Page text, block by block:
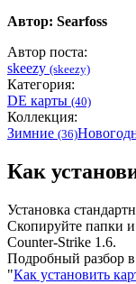
Автор: Searfoss
Автор поста:
skeezy (skeezy)
Категория:
DE карты (40)
Коллекция:
Зимние (36)
Как
Установка
Скопируйте папки
Counter-Strike 1.6.
Подробный разбор
"Как установить